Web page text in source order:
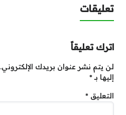
تعليقات
اترك تعليقاً
لن يتم نشر عنوان بريدك الإلكتروني.
إليها بـ*
التعليق *